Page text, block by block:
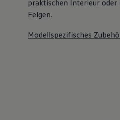
praktischen Interieur oder
Felgen.
Modellspezifisches